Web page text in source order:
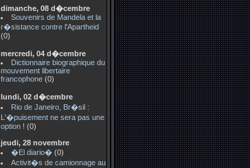
dimanche, 08 d�cembre
Souvenirs de Mandela et la
r�sistance contre l'Apartheid
(0)
mercredi, 04 d�cembre
Dictionnaire biographique du
mouvement libertaire
francophone (0)
lundi, 02 d�cembre
Rio de Janeiro, Br�sil :
L'�puisement ne sera pas une
option ! (0)
jeudi, 28 novembre
�El diario� (0)
Activit�s de camionnage au